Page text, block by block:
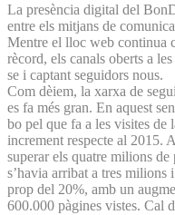
La presència digital del
entre els mitjans de
Mentre el lloc web continua
rècord, els canals oberts a
se i captant seguidors nous.
Com dèiem, la xarxa de
es fa més gran. En aquest
bo pel que fa a les visites
increment respecte al 2015.
superar els quatre milions
s’havia arribat a tres milions
prop del 20%, amb un
600.000 pàgines vistes. Cal